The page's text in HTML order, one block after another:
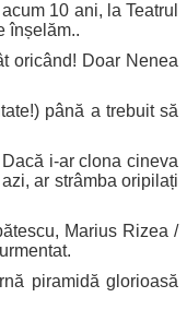
10 ani, la Teatrul
înșelăm..
oricând! Doar Nenea
până a trebuit să
i-ar clona cineva
ar strâmba oripilați
Marius Rizea /
piramidă glorioasă